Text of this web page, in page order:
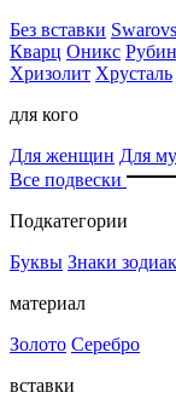
Без вставки
Кварц Оникс Рубин
Хризолит Хрусталь
для кого
Для женщин Для
Все подвески
Подкатегории
Буквы Знаки
материал
Золото Серебро
вставки